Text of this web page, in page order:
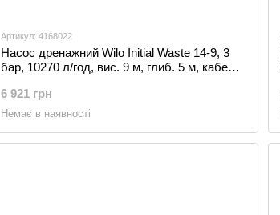
Артикул: 4168022
Насос дренажний Wilo Initial Waste 14-9, 3
бар, 10270 л/год, вис. 9 м, глиб. 5 м, кабель
6 921 грн
Немає в наявності